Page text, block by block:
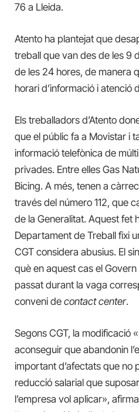
76 a Lleida.
Atento ha plantejat que
treball que van des de les 9
de les 24 hores, de manera
horari d’informació i atenció
Els treballadors d’Atento
que el públic fa a Movistar i
informació telefònica de
privades. Entre elles Gas
Bicing. A més, tenen a
través del número 112, que
de la Generalitat. Aquest fet
Departament de Treball fixi
CGT considera abusius. El
què en aquest cas el
passat durant la vaga
conveni de contact center.
Segons CGT, la modificació
aconseguir que abandonin
important d’afectats que no
reducció salarial que
l’empresa vol aplicar»,